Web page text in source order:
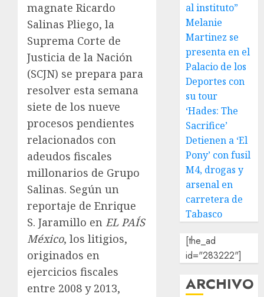
magnate Ricardo
Salinas Pliego, la
Suprema Corte de
Justicia de la Nación
(SCJN) se prepara para
resolver esta semana
siete de los nueve
procesos pendientes
relacionados con
adeudos fiscales
millonarios de Grupo
Salinas. Según un
reportaje de Enrique
S. Jaramillo en EL PAÍS
México, los litigios,
originados en
ejercicios fiscales
entre 2008 y 2013,
al instituto”
Melanie
Martinez se
presenta en el
Palacio de los
Deportes con
su tour
‘Hades: The
Sacrifice’
Detienen a ‘El
Pony’ con fusil
M4, drogas y
arsenal en
carretera de
Tabasco
[the_ad
id="283222"]
ARCHIVO